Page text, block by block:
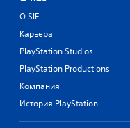
О SIE
Карьера
PlayStation Studios
PlayStation Productions
Компания
История PlayStation